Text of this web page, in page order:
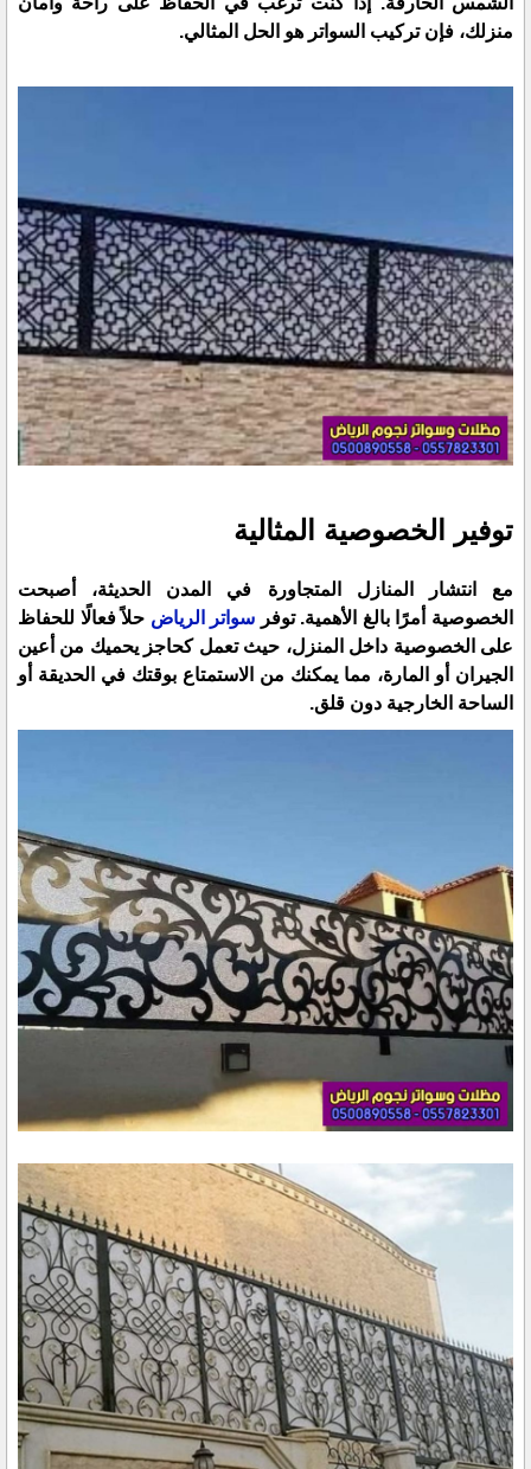
منزلك، فإن تركيب السواتر هو الحل المثالي.
توفير الخصوصية المثالية
مع انتشار المنازل المتجاورة في المدن الحديثة، أصبحت
الخصوصية أمرًا بالغ الأهمية. توفر سواتر الرياض حلاً فعالًا للحفاظ
على الخصوصية داخل المنزل، حيث تعمل كحاجز يحميك من أعين
الجيران أو المارة، مما يمكنك من الاستمتاع بوقتك في الحديقة أو
الساحة الخارجية دون قلق.